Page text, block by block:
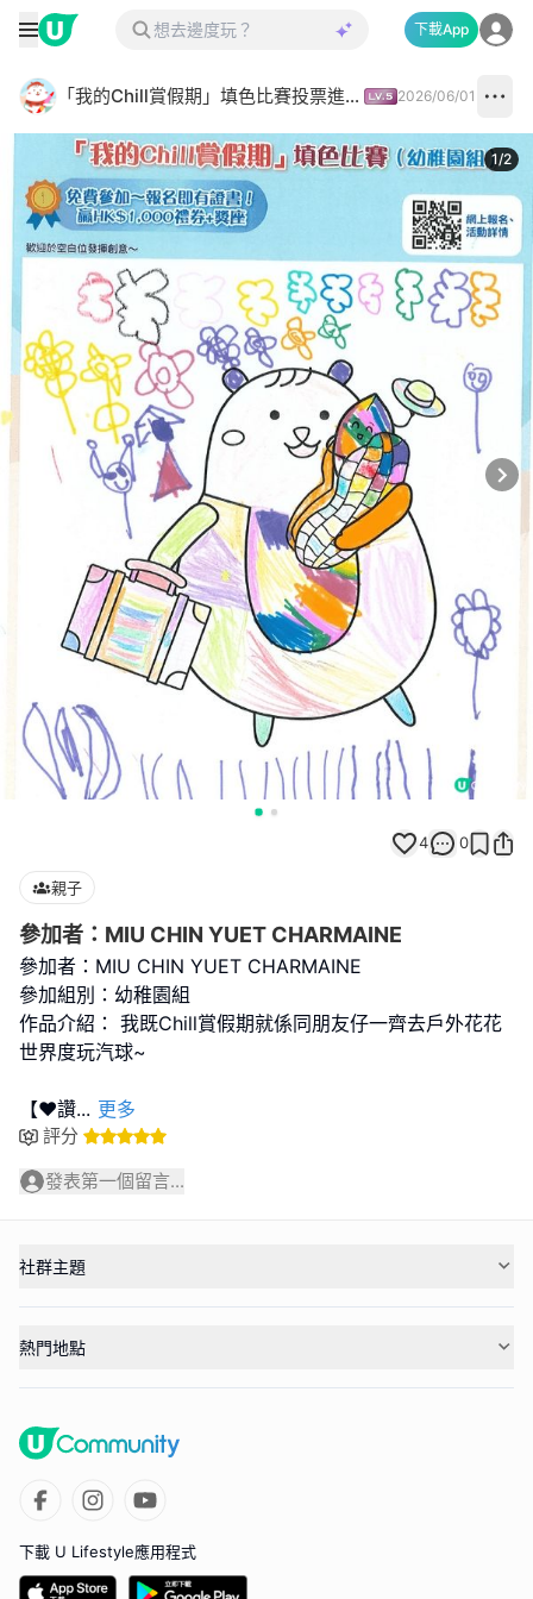
下載App
「我的Chill賞假期」填色比賽投票進行中✅ 2026/06/01
1/2
4 0
親子
參加者：MIU CHIN YUET CHARMAINE
參加者：MIU CHIN YUET CHARMAINE
參加組別：幼稚園組
作品介紹： 我既Chill賞假期就係同朋友仔一齊去戶外花花
世界度玩汽球~
【❤️讚... 更多
評分
發表第一個留言...
社群主題
熱門地點
下載 U Lifestyle應用程式